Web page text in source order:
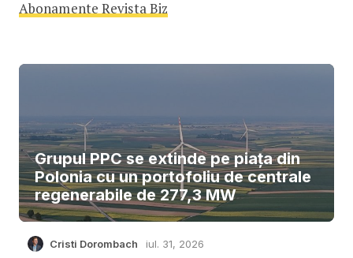
Abonamente Revista Biz
Grupul PPC se extinde pe piața din
Polonia cu un portofoliu de centrale
regenerabile de 277,3 MW
Cristi Dorombach iul. 31, 2026